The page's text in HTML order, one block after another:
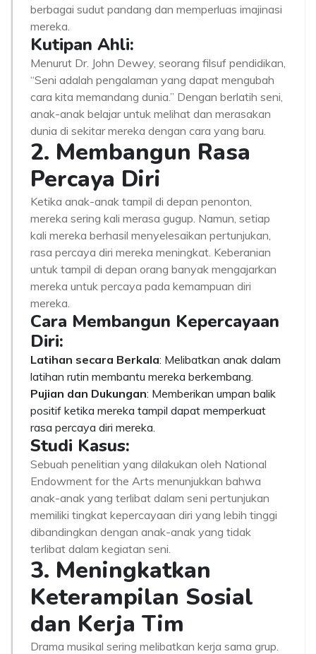
berbagai sudut pandang dan memperluas imajinasi
mereka.
Kutipan Ahli:
Menurut Dr. John Dewey, seorang filsuf pendidikan,
“Seni adalah pengalaman yang dapat mengubah
cara kita memandang dunia.” Dengan berlatih seni,
anak-anak belajar untuk melihat dan merasakan
dunia di sekitar mereka dengan cara yang baru.
2. Membangun Rasa
Percaya Diri
Ketika anak-anak tampil di depan penonton,
mereka sering kali merasa gugup. Namun, setiap
kali mereka berhasil menyelesaikan pertunjukan,
rasa percaya diri mereka meningkat. Keberanian
untuk tampil di depan orang banyak mengajarkan
mereka untuk percaya pada kemampuan diri
mereka.
Cara Membangun Kepercayaan
Diri:
Latihan secara Berkala: Melibatkan anak dalam
latihan rutin membantu mereka berkembang.
Pujian dan Dukungan: Memberikan umpan balik
positif ketika mereka tampil dapat memperkuat
rasa percaya diri mereka.
Studi Kasus:
Sebuah penelitian yang dilakukan oleh National
Endowment for the Arts menunjukkan bahwa
anak-anak yang terlibat dalam seni pertunjukan
memiliki tingkat kepercayaan diri yang lebih tinggi
dibandingkan dengan anak-anak yang tidak
terlibat dalam kegiatan seni.
3. Meningkatkan
Keterampilan Sosial
dan Kerja Tim
Drama musikal sering melibatkan kerja sama grup.